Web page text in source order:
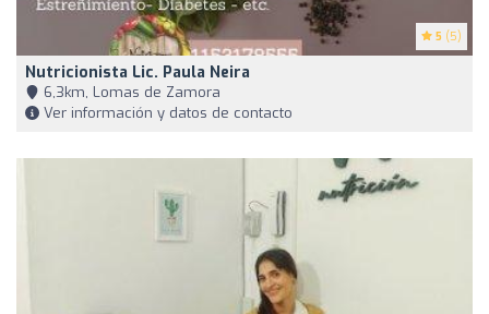
5 (5)
Nutricionista Lic. Paula Neira
6,3km, Lomas de Zamora
Ver información y datos de contacto